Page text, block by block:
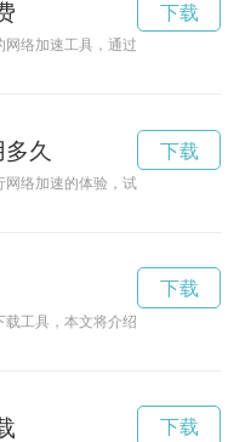
络加速工具，通过优化网络连接
下载
久
络加速的体验，试用时间为3小时
下载
载工具，本文将介绍如何下载和安装
下载
下载